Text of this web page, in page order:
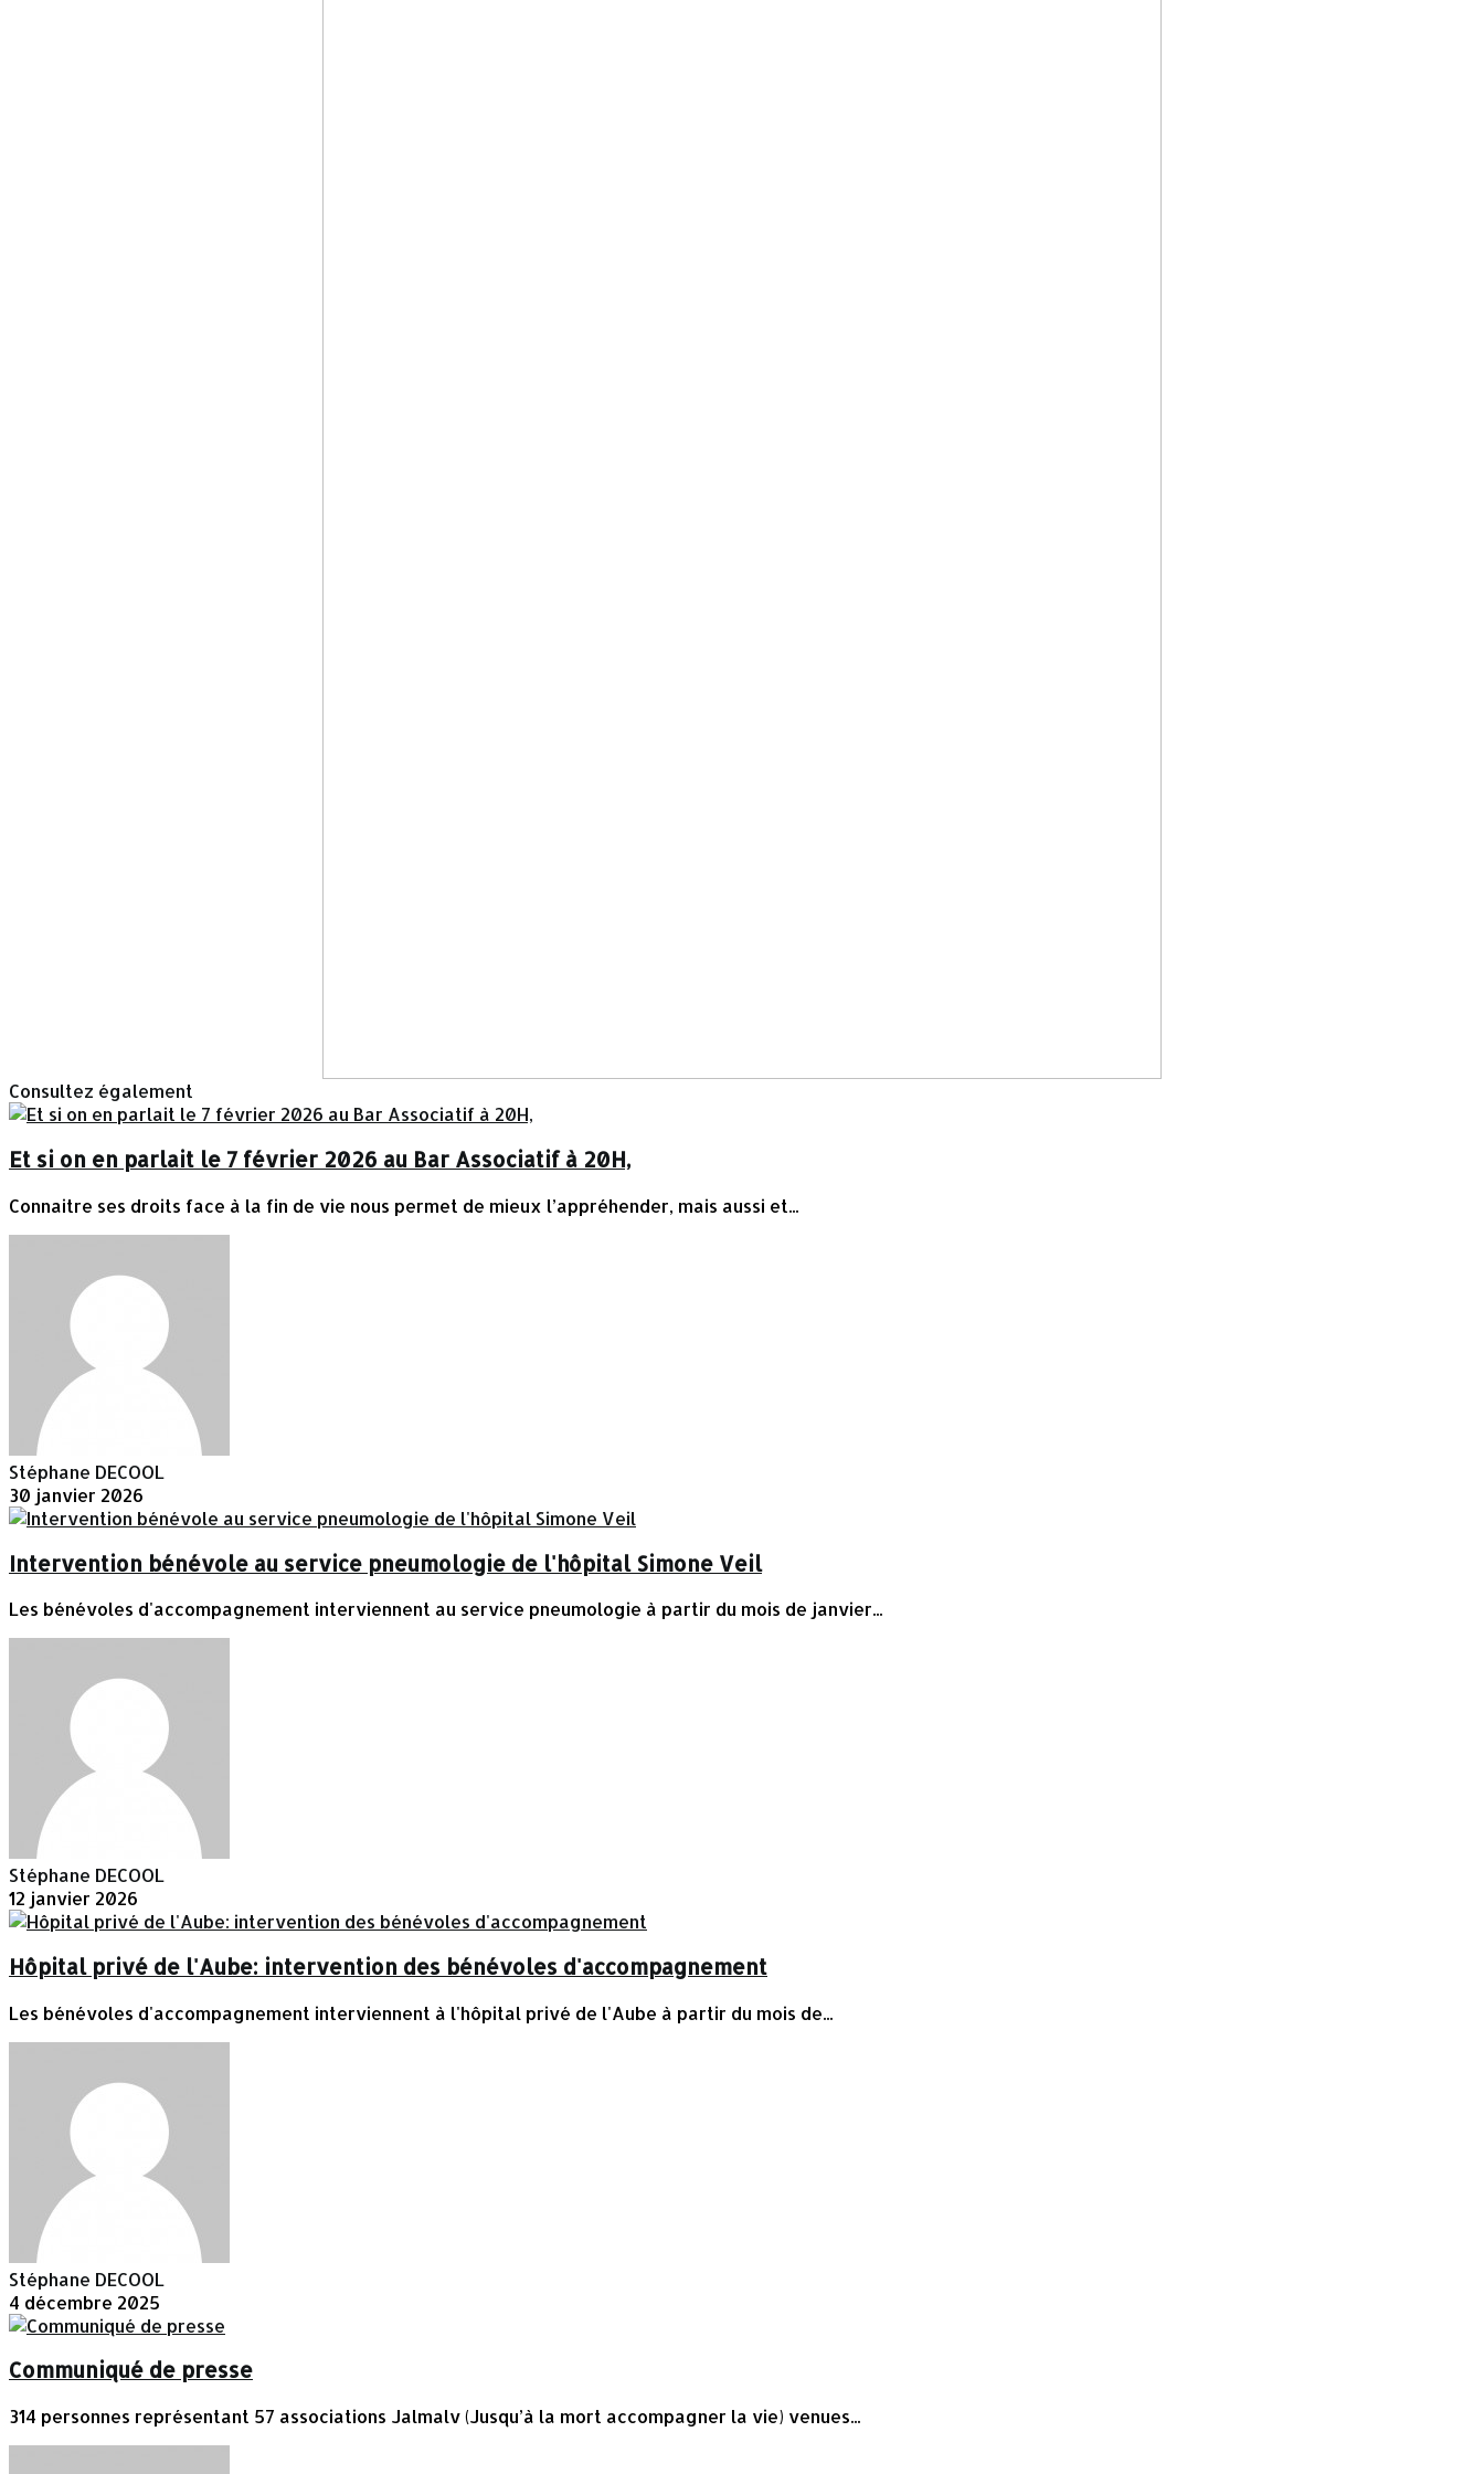
Consultez également
Et si on en parlait le 7 février 2026 au Bar Associatif à 20H,
Connaitre ses droits face à la fin de vie nous permet de mieux l’appréhender, mais aussi et...
Stéphane DECOOL
30 janvier 2026
Intervention bénévole au service pneumologie de l'hôpital Simone Veil
Les bénévoles d'accompagnement interviennent au service pneumologie à partir du mois de janvier...
Stéphane DECOOL
12 janvier 2026
Hôpital privé de l'Aube: intervention des bénévoles d'accompagnement
Les bénévoles d'accompagnement interviennent à l'hôpital privé de l'Aube à partir du mois de...
Stéphane DECOOL
4 décembre 2025
Communiqué de presse
314 personnes représentant 57 associations Jalmalv (Jusqu’à la mort accompagner la vie) venues...